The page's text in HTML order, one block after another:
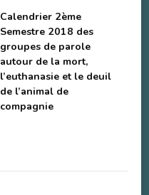
Calendrier 2ème
Semestre 2018 des
groupes de parole
autour de la mort,
l’euthanasie et le deuil
de l’animal de
compagnie